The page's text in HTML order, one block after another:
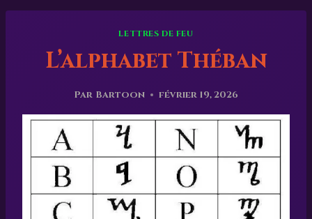
LETTRES DE FEU
L’alphabet Théban
Par Bartoon février 19, 2026